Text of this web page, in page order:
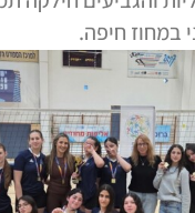
במחוז חיפה.